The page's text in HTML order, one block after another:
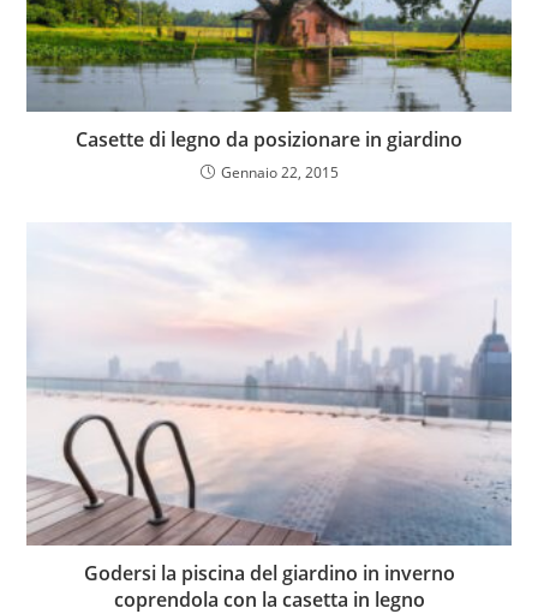
Casette di legno da posizionare in giardino
Gennaio 22, 2015
Godersi la piscina del giardino in inverno
coprendola con la casetta in legno